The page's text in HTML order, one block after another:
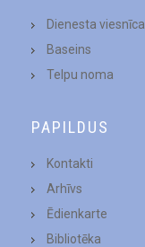
Dienesta viesnīca
Baseins
Telpu noma
PAPILDUS
Kontakti
Arhīvs
Ēdienkarte
Bibliotēka